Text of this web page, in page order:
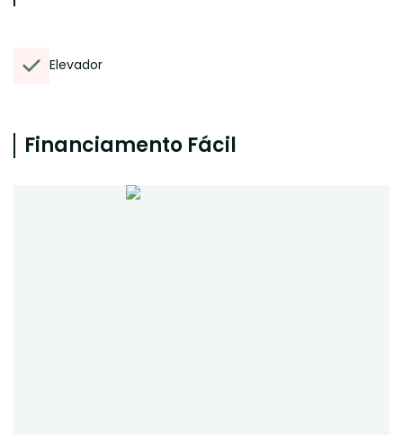
Elevador
Financiamento Fácil